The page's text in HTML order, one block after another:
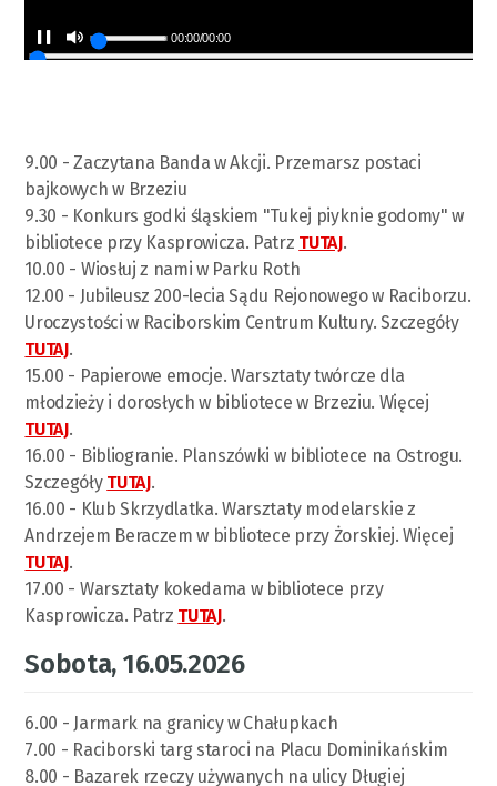
00:00/00:00
9.00 - Zaczytana Banda w Akcji. Przemarsz postaci
bajkowych w Brzeziu
9.30 - Konkurs godki śląskiem "Tukej piyknie godomy" w
bibliotece przy Kasprowicza. Patrz TUTAJ.
10.00 - Wiosłuj z nami w Parku Roth
12.00 - Jubileusz 200-lecia Sądu Rejonowego w Raciborzu.
Uroczystości w Raciborskim Centrum Kultury. Szczegóły
TUTAJ.
15.00 - Papierowe emocje. Warsztaty twórcze dla
młodzieży i dorosłych w bibliotece w Brzeziu. Więcej
TUTAJ.
16.00 - Bibliogranie. Planszówki w bibliotece na Ostrogu.
Szczegóły TUTAJ.
16.00 - Klub Skrzydlatka. Warsztaty modelarskie z
Andrzejem Beraczem w bibliotece przy Żorskiej. Więcej
TUTAJ.
17.00 - Warsztaty kokedama w bibliotece przy
Kasprowicza. Patrz TUTAJ.
Sobota, 16.05.2026
6.00 - Jarmark na granicy w Chałupkach
7.00 - Raciborski targ staroci na Placu Dominikańskim
8.00 - Bazarek rzeczy używanych na ulicy Długiej